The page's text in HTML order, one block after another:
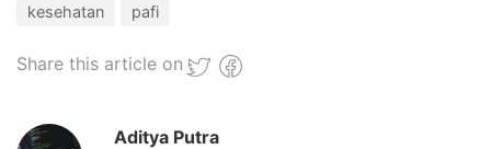
kesehatan pafi
Share this article on
Aditya Putra